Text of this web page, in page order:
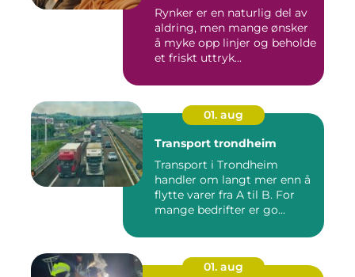
Rynker er en naturlig del av
aldring, men mange ønsker
å myke opp linjer og beholde
et friskt uttryk...
01. aug
Transport trondheim
Transport i Trondheim
handler om langt mer enn å
flytte varer fra A til B. For
mange bedrifter er go...
01. aug